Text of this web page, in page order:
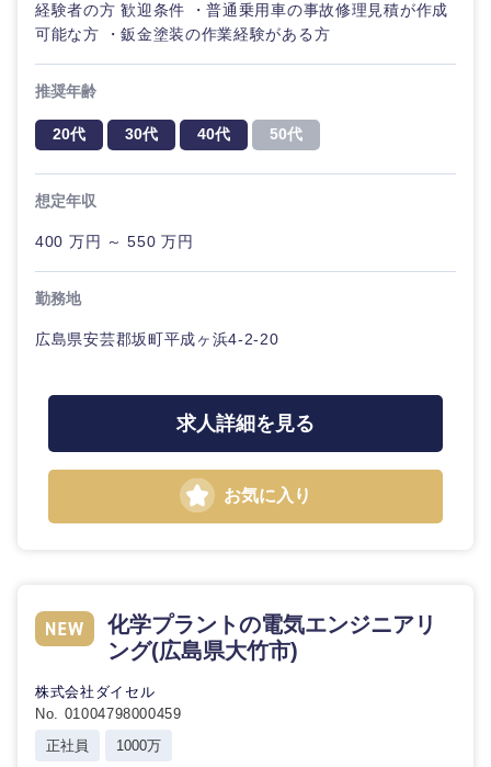
経営企
画・事業
ド
SCM
人事
マーケテ
コンサル
タント
専門職
技術職
すべての経営企画・事業企
事業管理
政策渉外
経営企画・事業企画
経営ボード
管理
SCM
人事
マーケティング
営業
サービス
クリエイティブ
技術職（IT）、Webサービス・制作、ゲーム
商社・卸
エネルギー・資源・環境
自動車・機械・船舶
食品・化粧品・アパレル・消費財
メディカル・ヘルスケア・ライフサイエンス
倉庫・運輸・物流
IT・通信
北海道・東北地方
秋田県 岩手県
宮城県
希望年収
推奨年齢
40代 50代
こだわり条件を入力ください
スタートアップ企
業
転勤なし 海外勤務あり
フルリモート
完全週休2日制
経験者の方 歓迎条件 ・普通乗用車の事故修理見積が作成
可能な方 ・鈑金塗装の作業経験がある方
推奨年齢
20代 30代 40代 50代
想定年収
400 万円 ～ 550 万円
勤務地
広島県安芸郡坂町平成ヶ浜4-2-20
求人詳細を見る
お気に入り
化学プラントの電気エンジニアリ
ング(広島県大竹市)
株式会社ダイセル
No. 01004798000459
正社員
1000万